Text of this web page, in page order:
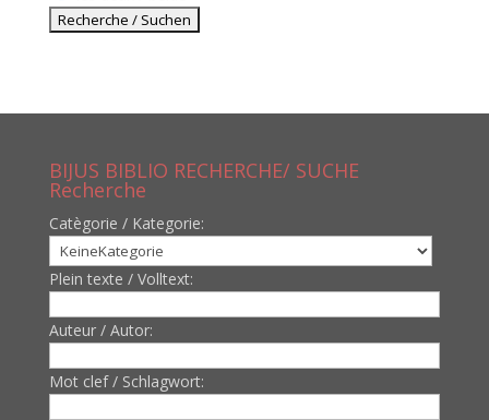
BIJUS BIBLIO RECHERCHE/ SUCHE
Recherche
Catègorie / Kategorie:
Plein texte / Volltext:
Auteur / Autor:
Mot clef / Schlagwort: